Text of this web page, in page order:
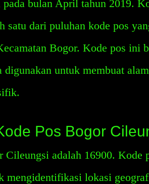
bulan April tahun 2019.
satu dari puluhan kode pos
Bogor. Kode pos ini
digunakan untuk membuat
Pos Bogor
Cileungsi adalah 16900. Kode
mengidentifikasi lokasi